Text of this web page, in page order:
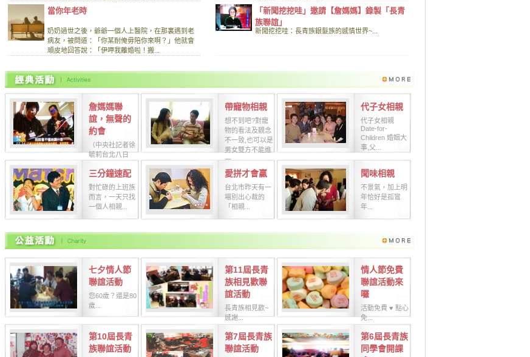
當你年老時
奶奶過世之後，爺爺一個人上醫院，在那裏遇到老
病友，被問道：「你某耐俺毋陪你來啊？」他就會
頑皮地回答說：「伊呷我離婚啦！搬...
「新聞挖挖哇」邀請【詹媽媽】錄製「長青
族聯誼」
新聞挖挖哇：長青族銀髮族的感情世界~...
詹媽媽聯
誼，無聲的
約會
（中央社記者徐
毓莉台北八日
口才不佳、容易
緊張？...
帶寵物相親
想不到吧?對寵
物的看法及觀念
不一致,也可以是
男女雙方不能進
一...
代子女相親
代子女相親
Date-for-
Children 婚姻大
事,父...
三分鐘速配
對忙碌的上班族
而言，一天只找
一個人相親...
愛拼才會贏
台北市昨天有一
場別出心裁的
「相親...
聞味相親
不景氣，加上明
年恰好是孤鸞
年...
七夕情人節
聯誼活動
您60歲？還是80
歲...
第11屆長青
族相見歡聯
誼活動
長青族相見歡~
感謝...
情人節免費
聯誼活動來
囉
活動免費 ♥ 點心
免...
第10屆長青
族聯誼活動
第7屆長青族
聯誼活動
第6屆長青族
同學會開課